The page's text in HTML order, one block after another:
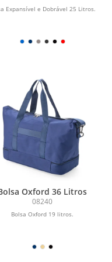
Expansível e Dobrável 25 Litros.
Oxford 36 Litros
08240
Bolsa Oxford 19 litros.